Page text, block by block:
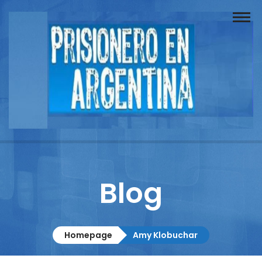
Buscador
Documentos
Columnistas
Contacto
Blog
Homepage Amy Klobuchar